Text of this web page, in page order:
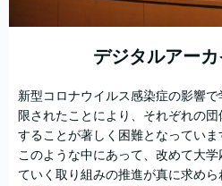
デジタルアー
新型コロナウイルス感染症の影響
限されたことにより、それぞれの
することが著しく困難となっていま
このような中にあって、改めて大
ていく取り組みの推進が真に求めら